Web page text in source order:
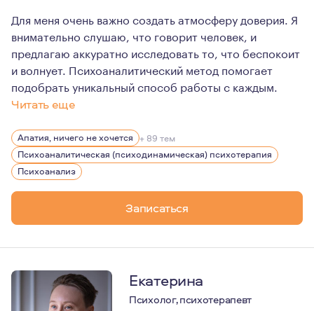
Для меня очень важно создать атмосферу доверия. Я
внимательно слушаю, что говорит человек, и
предлагаю аккуратно исследовать то, что беспокоит
и волнует. Психоаналитический метод помогает
подобрать уникальный способ работы с каждым.
Читать еще
Рада приветствовать Вас на своей странице!
Психоанализом я стала заниматься с 2017 года,
В работе с человеком я исхожу из уникальности
Апатия, ничего не хочется + 89 тем
Психоаналитическая (психодинамическая) психотерапия
Психоанализ
Записаться
Екатерина
Психолог, психотерапевт